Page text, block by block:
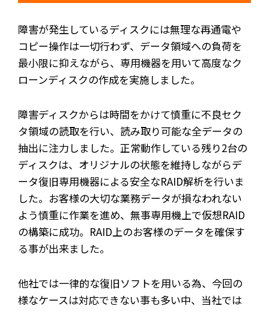
障害が発生しているディスクには無理な再通電や
コピー操作は一切行わず、データ領域への負荷を
最小限に抑えながら、専用機器を用いて高度なク
ローンディスクの作成を実施しました。
障害ディスクからは時間をかけて慎重に不良セク
タ領域の読取を行い、読み取り可能な全データの
抽出に注力しました。正常動作している残り2台の
ディスクは、オリジナルの状態を維持しながらデ
ータ復旧専用機器による安全なRAID解析を行いま
した。お客様の大切な業務データが損なわれない
よう慎重に作業を進め、無事専用機上で仮想RAID
の構築に成功。RAID上のお客様のデータを確保す
る事が出来ました。
他社では一律的な復旧ソフトを用いる為、今回の
様なケースは対応できない事も多い中、当社では